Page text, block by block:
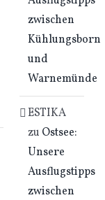
zwischen
Kühlungsborn
und
Warnemünde
ESTIKA
zu Ostsee:
Unsere
Ausflugstipps
zwischen